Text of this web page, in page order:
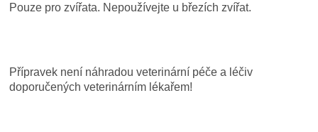
Pouze pro zvířata. Nepoužívejte u březích zvířat.
Přípravek není náhradou veterinární péče a léčiv
doporučených veterinárním lékařem!